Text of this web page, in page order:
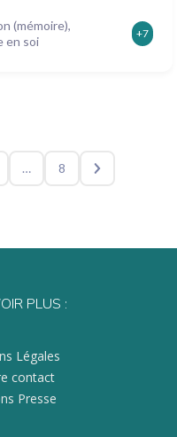
(mémoire),
en soi
+7
… 8
PLUS :
Légales
contact
Presse